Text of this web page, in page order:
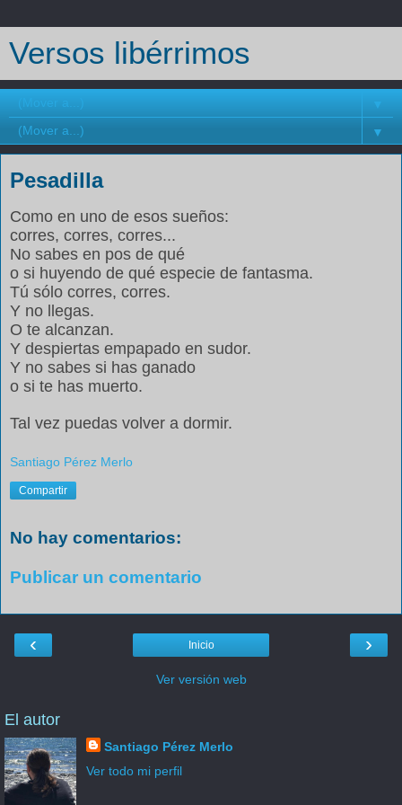
Versos libérrimos
▼
▼
Pesadilla
Como en uno de esos sueños:
corres, corres, corres...
No sabes en pos de qué
o si huyendo de qué especie de fantasma.
Tú sólo corres, corres.
Y no llegas.
O te alcanzan.
Y despiertas empapado en sudor.
Y no sabes si has ganado
o si te has muerto.
Tal vez puedas volver a dormir.
Santiago Pérez Merlo
Compartir
No hay comentarios:
Publicar un comentario
‹ ›
Inicio
Ver versión web
El autor
Santiago Pérez Merlo
Ver todo mi perfil